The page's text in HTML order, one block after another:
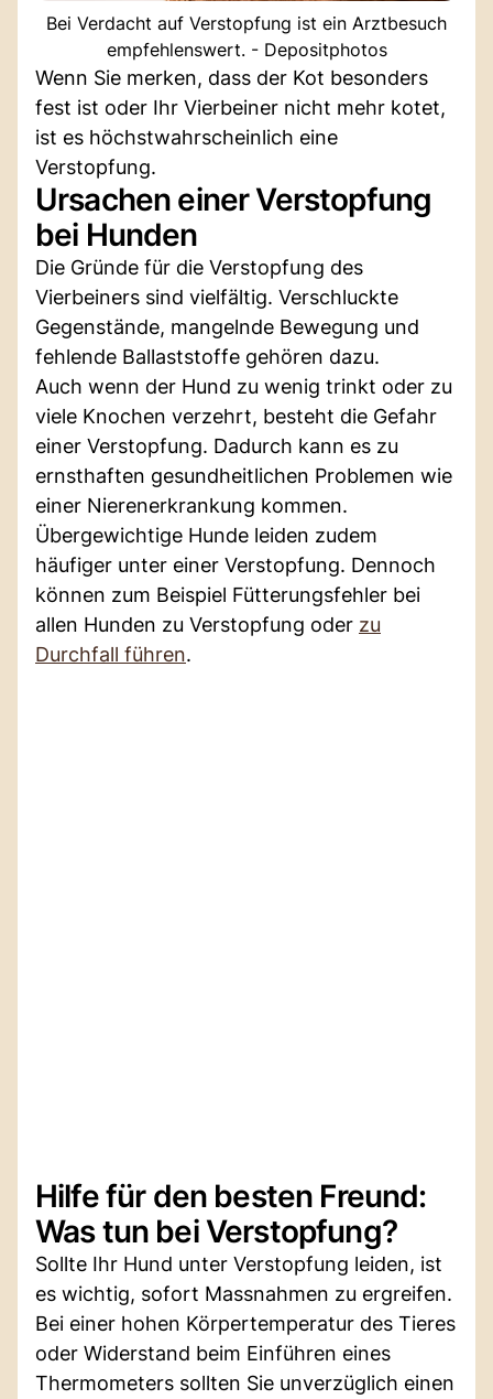
Bei Verdacht auf Verstopfung ist ein Arztbesuch
empfehlenswert. - Depositphotos
Wenn Sie merken, dass der Kot besonders
fest ist oder Ihr Vierbeiner nicht mehr kotet,
ist es höchstwahrscheinlich eine
Verstopfung.
Ursachen einer Verstopfung
bei Hunden
Die Gründe für die Verstopfung des
Vierbeiners sind vielfältig. Verschluckte
Gegenstände, mangelnde Bewegung und
fehlende Ballaststoffe gehören dazu.
Auch wenn der Hund zu wenig trinkt oder zu
viele Knochen verzehrt, besteht die Gefahr
einer Verstopfung. Dadurch kann es zu
ernsthaften gesundheitlichen Problemen wie
einer Nierenerkrankung kommen.
Übergewichtige Hunde leiden zudem
häufiger unter einer Verstopfung. Dennoch
können zum Beispiel Fütterungsfehler bei
allen Hunden zu Verstopfung oder zu
Durchfall führen.
Hilfe für den besten Freund:
Was tun bei Verstopfung?
Sollte Ihr Hund unter Verstopfung leiden, ist
es wichtig, sofort Massnahmen zu ergreifen.
Bei einer hohen Körpertemperatur des Tieres
oder Widerstand beim Einführen eines
Thermometers sollten Sie unverzüglich einen